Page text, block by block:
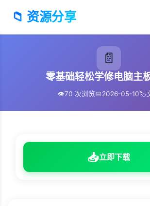
📁 资源分享
📄
零基础轻松学修电脑主
👁️70 次浏览📅2026-05-10🏷️
📥立即下载